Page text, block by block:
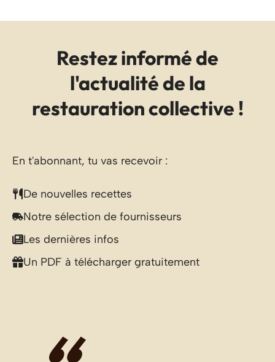
Restez informé de
l'actualité de la
restauration collective !
En t'abonnant, tu vas recevoir :
De nouvelles recettes
Notre sélection de fournisseurs
Les dernières infos
Un PDF à télécharger gratuitement